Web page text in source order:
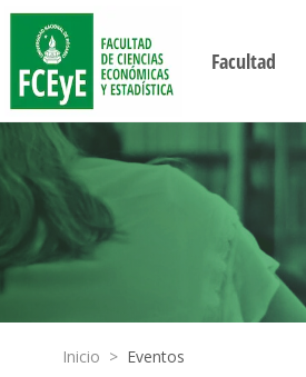
Facultad
Inicio > Eventos